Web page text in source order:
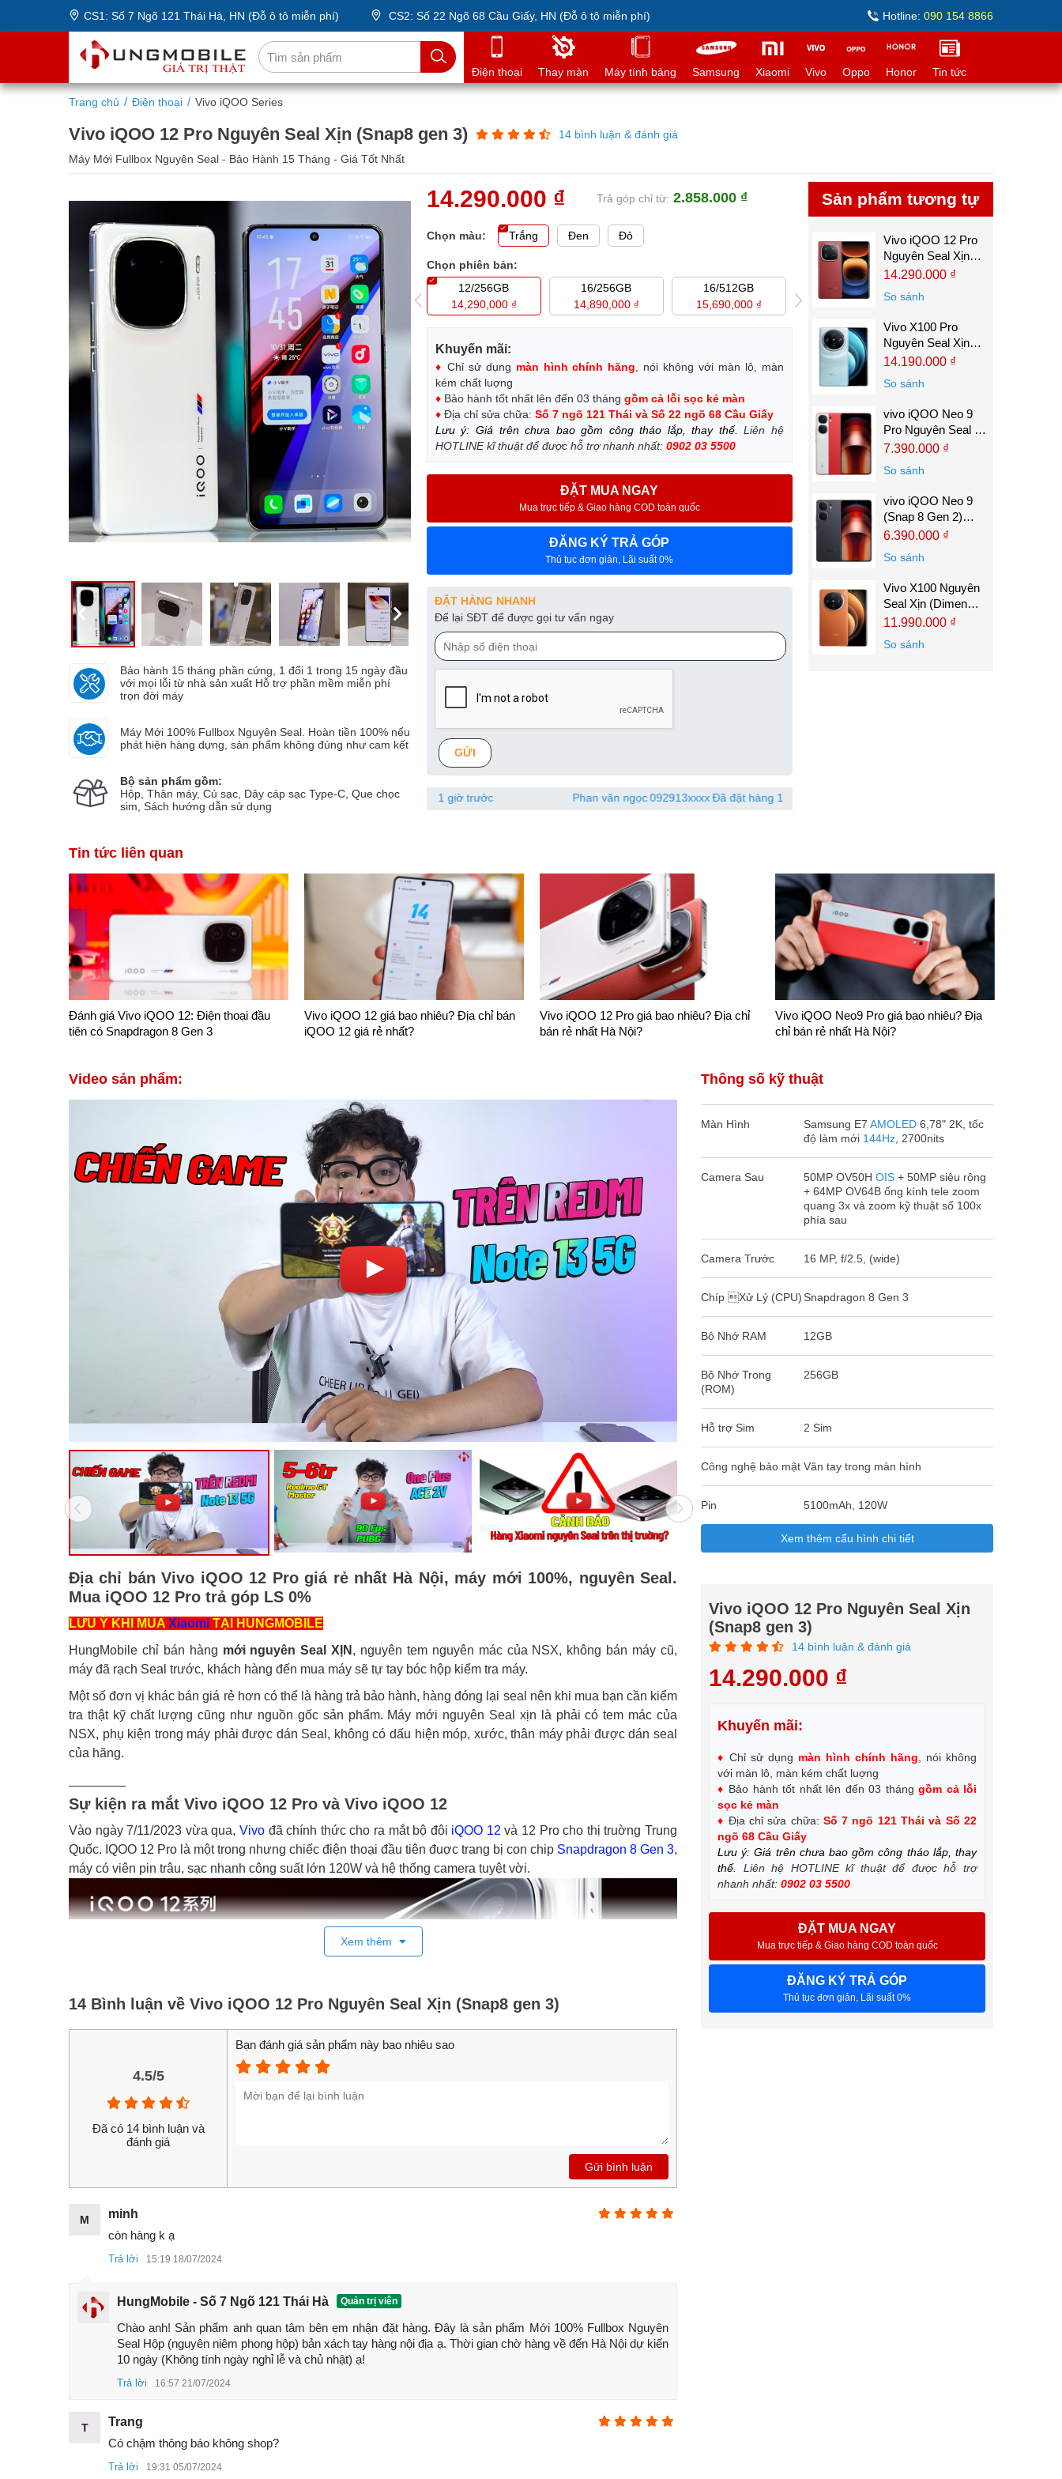
CS1: Số 7 Ngõ 121 Thái Hà, HN (Đỗ ô tô miễn phí) CS2: Số 22 Ngõ 68 Cầu Giấy, HN (Đỗ ô tô miễn phí) Hotline: 090 154 8866
Điện thoại Thay màn Máy tính bảng Samsung Xiaomi Vivo Oppo Honor Tin tức
Trang chủ Điện thoại Vivo iQOO Series
Vivo iQOO 12 Pro Nguyên Seal Xịn (Snap8 gen 3)
14 bình luận & đánh giá
Máy Mới Fullbox Nguyên Seal - Bảo Hành 15 Tháng - Giá Tốt Nhất
Bảo hành 15 tháng phần cứng, 1 đổi 1 trong 15 ngày đầu
với mọi lỗi từ nhà sản xuất Hỗ trợ phần mềm miễn phí
trọn đời máy
Máy Mới 100% Fullbox Nguyên Seal. Hoàn tiền 100% nếu
phát hiện hàng dựng, sản phẩm không đúng như cam kết
Bộ sản phẩm gồm:
Hộp, Thân máy, Củ sạc, Dây cáp sạc Type-C, Que chọc
sim, Sách hướng dẫn sử dụng
14.290.000 ₫ Trả góp chỉ từ: 2.858.000 ₫
Chọn màu: Trắng Đen Đỏ
Chọn phiên bản:
16/256GB
14,890,000 ₫
16/512GB
15,690,000 ₫
16/1TB
16,690,000 ₫
12/256GB
14,290,000 ₫
16/256GB
14,890,000 ₫
16/512GB
15,690,000 ₫
16/1TB
Khuyến mãi:
♦ Chỉ sử dụng màn hình chính hãng , nói không với màn lô, màn
kém chất luợng
♦Bảo hành tốt nhất lên đến 03 tháng gồm cả lỗi sọc kẻ màn
♦Địa chỉ sửa chữa: Số 7 ngõ 121 Thái và Số 22 ngõ 68 Cầu Giấy
Lưu ý: Giá trên chưa bao gồm công tháo lắp, thay thế.Liên hệ
HOTLINE kĩ thuật để được hỗ trợ nhanh nhất: 0902 03 5500
ĐẶT MUA NGAY
Mua trực tiếp & Giao hàng COD toàn quốc
ĐĂNG KÝ TRẢ GÓP
Thủ tục đơn giản, Lãi suất 0%
ĐẶT HÀNG NHANH
Để lại SĐT để được gọi tư vấn ngay
GỬI
Hoàng đăng khoa087683xxxx Đã đặt hàng 1 giờ trước Phan văn ngọc 092913xxxx Đã đặt hàng 1 giờ trước
Sản phẩm tương tự
Vivo iQOO 12 Pro
Nguyên Seal Xịn
(Snap8 gen 3)
14.290.000 ₫
So sánh
Vivo X100 Pro
Nguyên Seal Xịn
(Dimen 9300)
14.190.000 ₫
So sánh
vivo iQOO Neo 9
Pro Nguyên Seal Xịn
(Dimen 9300)
7.390.000 ₫
So sánh
vivo iQOO Neo 9
(Snap 8 Gen 2)
Nguyên Seal Xịn
6.390.000 ₫
So sánh
Vivo X100 Nguyên
Seal Xịn (Dimen
9300)
11.990.000 ₫
So sánh
Tin tức liên quan
Đánh giá Vivo iQOO 12: Điện thoại đầu
tiên có Snapdragon 8 Gen 3
Vivo iQOO 12 giá bao nhiêu? Địa chỉ bán
iQOO 12 giá rẻ nhất?
Vivo iQOO 12 Pro giá bao nhiêu? Địa chỉ
bán rẻ nhất Hà Nội?
Vivo iQOO Neo9 Pro giá bao nhiêu? Địa
chỉ bán rẻ nhất Hà Nội?
Video sản phẩm:
Địa chỉ bán Vivo iQOO 12 Pro giá rẻ nhất Hà Nội, máy mới 100%, nguyên Seal.
Mua iQOO 12 Pro trả góp LS 0%
LƯU Ý KHI MUA Xiaomi TẠI HUNGMOBILE
HungMobile chỉ bán hàng mới nguyên Seal XỊN , nguyên tem nguyên mác của NSX, không bán máy cũ,
máy đã rạch Seal trước, khách hàng đến mua máy sẽ tự tay bóc hộp kiểm tra máy.
Một số đơn vị khác bán giá rẻ hơn có thể là hàng trả bảo hành, hàng đóng lại seal nên khi mua bạn cần kiểm
tra thật kỹ chất lượng cũng như nguồn gốc sản phẩm. Máy mới nguyên Seal xịn là phải có tem mác của
NSX, phụ kiện trong máy phải được dán Seal, không có dấu hiện móp, xước, thân máy phải được dán seal
của hãng.
Sự kiện ra mắt Vivo iQOO 12 Pro và Vivo iQOO 12
Vào ngày 7/11/2023 vừa qua, Vivođã chính thức cho ra mắt bộ đôi iQOO 12 và 12 Pro cho thị truờng Trung
Quốc. IQOO 12 Pro là một trong nhưng chiếc điện thoại đầu tiên đuợc trang bị con chip Snapdragon 8 Gen 3,
máy có viên pin trâu, sạc nhanh công suất lớn 120W và hệ thống camera tuyệt vời.
1. Review cấu hình Vivo iQOO 12 Pro
1440Hz
Chip Snapdragon 8 thế hệ 3 GPU Adreno 750 RAM LPDDR5x và bộ lưu trữ UFS 4.0. Android 14
Camera 50MP OV50HOIS
Camera trước 16MP
Pin 5100mAh
Sạc có dây 120W
Xem thêm
14 Bình luận về Vivo iQOO 12 Pro Nguyên Seal Xịn (Snap8 gen 3)
4.5/5
Đã có 14 bình luận và
đánh giá
Bạn đánh giá sản phẩm này bao nhiêu sao
Gửi bình luận
M
minh
còn hàng k ạ
Trả lời 15:19 18/07/2024
HungMobile - Số 7 Ngõ 121 Thái Hà Quản trị viên
Chào anh! Sản phẩm anh quan tâm bên em nhận đặt hàng. Đây là sản phẩm Mới 100% Fullbox Nguyên
Seal Hộp (nguyên niêm phong hộp) bản xách tay hàng nội địa ạ. Thời gian chờ hàng về đến Hà Nội dự kiến
10 ngày (Không tính ngày nghỉ lễ và chủ nhật) ạ!
Trả lời 16:57 21/07/2024
T
Trang
Có chậm thông báo không shop?
Trả lời 19:31 05/07/2024
Thông số kỹ thuật
Màn Hình Samsung E7 AMOLED6,78" 2K, tốc
độ làm mới 144Hz, 2700nits
Camera Sau 50MP OV50H OIS+ 50MP siêu rộng
+ 64MP OV64B ống kính tele zoom
quang 3x và zoom kỹ thuật số 100x
phía sau
Camera Trước 16 MP, f/2.5, (wide)
Chíp Xử Lý (CPU) Snapdragon 8 Gen 3
Bộ Nhớ RAM 12GB
Bộ Nhớ Trong
(ROM)
256GB
Hỗ trợ Sim 2 Sim
Công nghệ bảo mật Vân tay trong màn hình
Pin 5100mAh, 120W
Xem thêm cấu hình chi tiết
Vivo iQOO 12 Pro Nguyên Seal Xịn
(Snap8 gen 3)
14 bình luận & đánh giá
14.290.000 ₫
Khuyến mãi:
♦ Chỉ sử dụng màn hình chính hãng , nói không
với màn lô, màn kém chất luợng
♦ Bảo hành tốt nhất lên đến 03 tháng gồm cả lỗi
sọc kẻ màn
♦ Địa chỉ sửa chữa: Số 7 ngõ 121 Thái và Số 22
ngõ 68 Cầu Giấy
Lưu ý: Giá trên chưa bao gồm công tháo lắp, thay
thế. Liên hệ HOTLINE kĩ thuật để được hỗ trợ
nhanh nhất: 0902 03 5500
ĐẶT MUA NGAY
Mua trực tiếp & Giao hàng COD toàn quốc
ĐĂNG KÝ TRẢ GÓP
Thủ tục đơn giản, Lãi suất 0%